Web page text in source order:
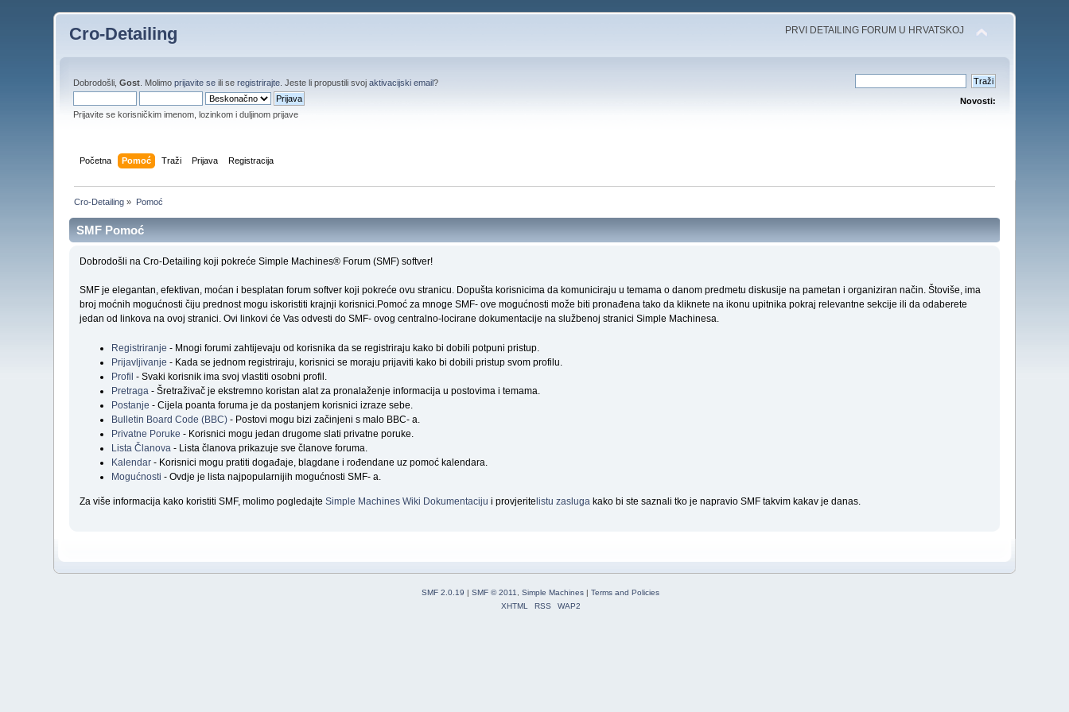
Cro-Detailing PRVI DETAILING FORUM U HRVATSKOJ
Dobrodošli,Gost . Molimoprijavite se ili seregistrirajte . Jeste li propustili svojaktivacijski email?
Prijavite se korisničkim imenom, lozinkom i duljinom prijave
Novosti:
Početna Pomoć Traži Prijava Registracija
Cro-Detailing » Pomoć
SMF Pomoć
Dobrodošli na Cro-Detailing koji pokreće Simple Machines® Forum (SMF) softver!
SMF je elegantan, efektivan, moćan i besplatan forum softver koji pokreće ovu stranicu. Dopušta korisnicima da komuniciraju u temama o danom predmetu diskusije na pametan i organiziran način. Štoviše, ima
broj moćnih mogućnosti čiju prednost mogu iskoristiti krajnji korisnici.Pomoć za mnoge SMF- ove mogućnosti može biti pronađena tako da kliknete na ikonu upitnika pokraj relevantne sekcije ili da odaberete
jedan od linkova na ovoj stranici. Ovi linkovi će Vas odvesti do SMF- ovog centralno-locirane dokumentacije na službenoj stranici Simple Machinesa.
Registriranje - Mnogi forumi zahtijevaju od korisnika da se registriraju kako bi dobili potpuni pristup.
Prijavljivanje - Kada se jednom registriraju, korisnici se moraju prijaviti kako bi dobili pristup svom profilu.
Profil - Svaki korisnik ima svoj vlastiti osobni profil.
Pretraga- Šretraživač je ekstremno koristan alat za pronalaženje informacija u postovima i temama.
Postanje - Cijela poanta foruma je da postanjem korisnici izraze sebe.
Bulletin Board Code (BBC)- Postovi mogu bizi začinjeni s malo BBC- a.
Privatne Poruke - Korisnici mogu jedan drugome slati privatne poruke.
Lista Članova- Lista članova prikazuje sve članove foruma.
Kalendar- Korisnici mogu pratiti događaje, blagdane i rođendane uz pomoć kalendara.
Mogućnosti - Ovdje je lista najpopularnijih mogućnosti SMF- a.
Za više informacija kako koristiti SMF, molimo pogledajte Simple Machines Wiki Dokumentaciju i provjeritelistu zasluga kako bi ste saznali tko je napravio SMF takvim kakav je danas.
SMF 2.0.19 | SMF © 2011, Simple Machines | Terms and Policies
XHTML
RSS WAP2